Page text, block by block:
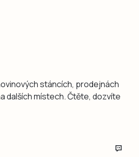
stáncích, prodejnách
dalších místech. Čtěte, dozvíte